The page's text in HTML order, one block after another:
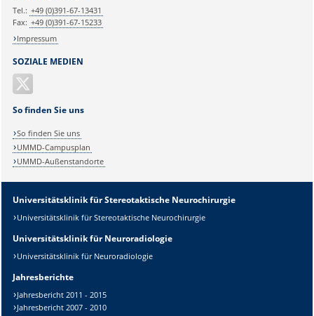
SOZIALE MEDIEN
Tel.: +49 (0)391-67-13431
Fax: +49 (0)391-67-15233
Impressum
So finden Sie uns
So finden Sie uns
UMMD-Campusplan
UMMD-Außenstandorte
Universitätsklinik für Stereotaktische Neurochirurgie
Universitätsklinik für Stereotaktische Neurochirurgie
Universitätsklinik für Neuroradiologie
Universitätsklinik für Neuroradiologie
Jahresberichte
Jahresbericht 2011 - 2015
Jahresbericht 2007 - 2010